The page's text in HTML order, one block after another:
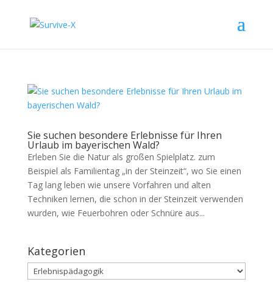
Sie suchen besondere Erlebnisse für Ihren
Urlaub im bayerischen Wald?
Erleben Sie die Natur als großen Spielplatz. zum
Beispiel als Familientag „in der Steinzeit“, wo Sie einen
Tag lang leben wie unsere Vorfahren und alten
Techniken lernen, die schon in der Steinzeit verwenden
wurden, wie Feuerbohren oder Schnüre aus...
Kategorien
Kategorien